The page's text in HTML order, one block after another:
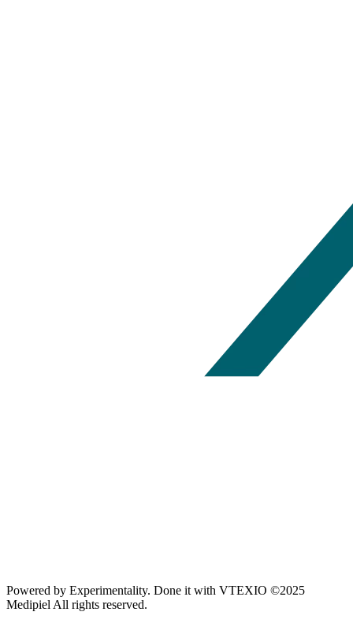
Powered by Experimentality. Done it with VTEXIO ©2025
Medipiel All rights reserved.